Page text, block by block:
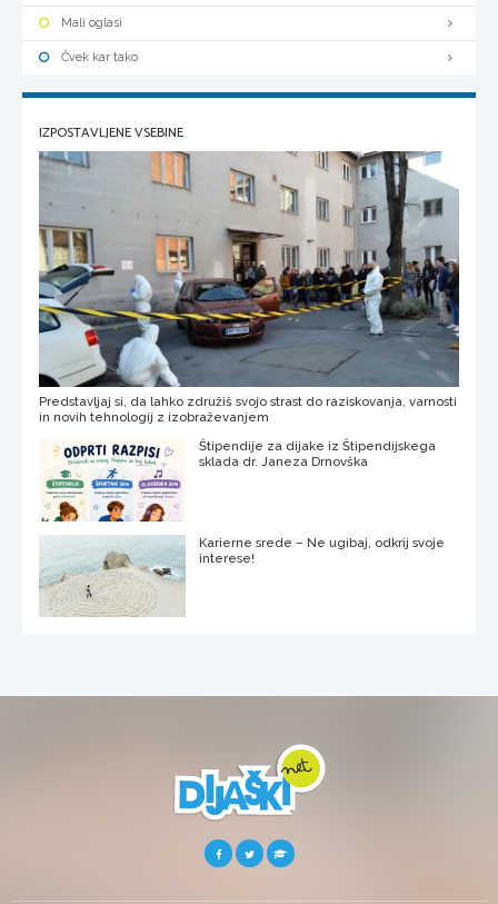
Mali oglasi
Čvek kar tako
IZPOSTAVLJENE VSEBINE
Predstavljaj si, da lahko združiš svojo strast do raziskovanja, varnosti
in novih tehnologij z izobraževanjem
Štipendije za dijake iz Štipendijskega
sklada dr. Janeza Drnovška
Karierne srede – Ne ugibaj, odkrij svoje
interese!